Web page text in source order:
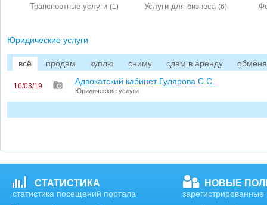
Транспортные услуги (1) Услуги для бизнеса (6)
Юридические услуги
всё продам куплю сниму сдам в аренду
16/03/19 Адвокатский кабинет Гулярова С.С.
Юридические услуги
СТАТИСТИКА
статистика посещений портала
НОВЫЕ
зарегистрированные